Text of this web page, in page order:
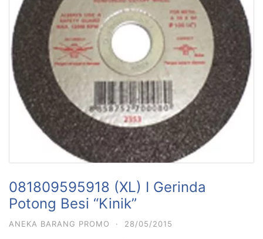
081809595918 (XL) I Gerinda
Potong Besi “Kinik”
ANEKA BARANG PROMO · 28/05/2015